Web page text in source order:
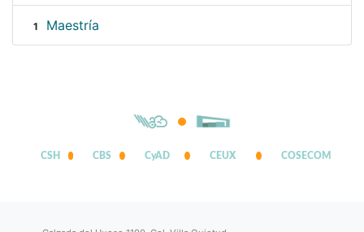
1 Maestría
CSH CBS CyAD CEUX COSECOM